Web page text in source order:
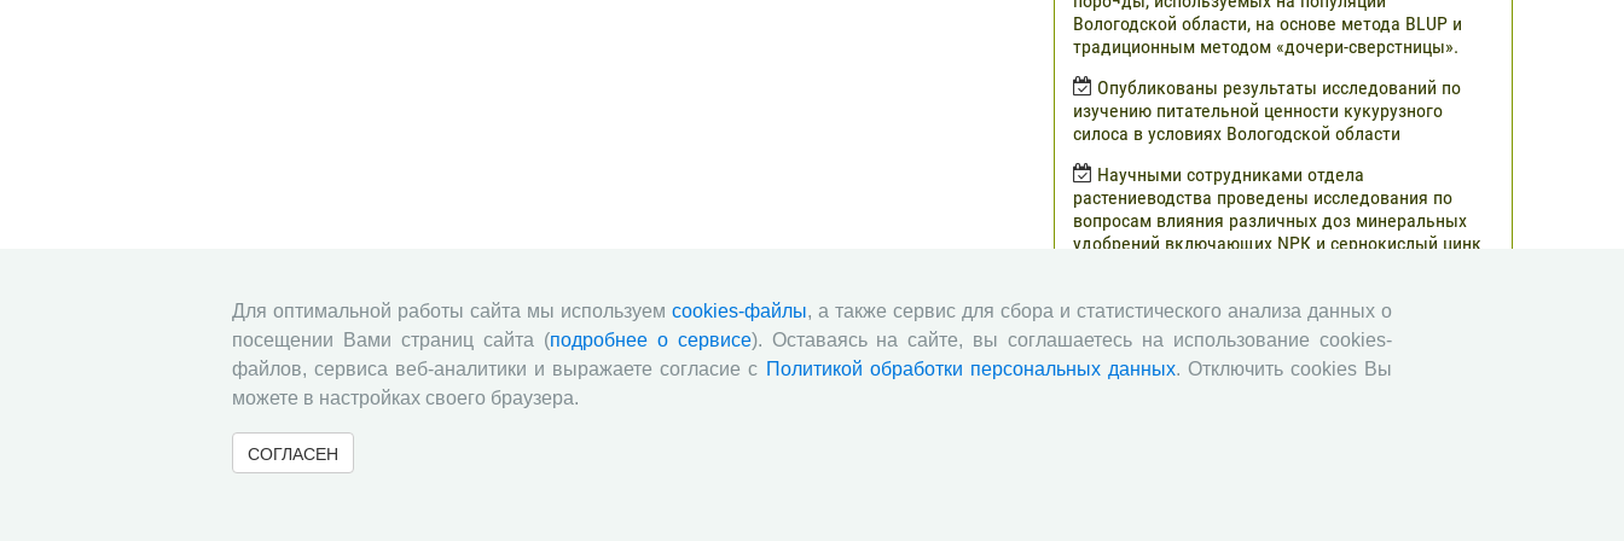
Вологодской области, на основе метода BLUP и
традиционным методом «дочери-сверстницы».
Опубликованы результаты исследований по
изучению питательной ценности кукурузного
силоса в условиях Вологодской области
Научными сотрудниками отдела
растениеводства проведены исследования по
вопросам влияния различных доз минеральных
удобрений включающих NРК и сернокислый цинк
В журнале «Молочнохозяйственный вестник»
опубликованы результаты сравнительной оценки
зерносенажа в Вологодской области
Для оптимальной работы сайта мы используем cookies-файлы, а также сервис для сбора и статистического анализа данных о
посещении Вами страниц сайта (подробнее о сервисе). Оставаясь на сайте, вы соглашаетесь на использование cookies-
файлов, сервиса веб-аналитики и выражаете согласие с Политикой обработки персональных данных. Отключить cookies Вы
можете в настройках своего браузера.
СОГЛАСЕН